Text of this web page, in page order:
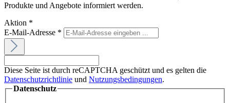
Produkte und Angebote informiert werden.
Aktion *
E-Mail-Adresse *
Diese Seite ist durch reCAPTCHA geschützt und es gelten die
Datenschutzrichtlinie und Nutzungsbedingungen.
Datenschutz